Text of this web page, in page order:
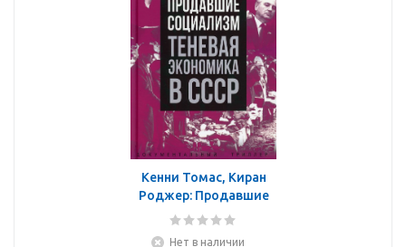
Кенни Томас, Киран
Роджер: Продавшие
социализм. Теневая
Нет в наличии